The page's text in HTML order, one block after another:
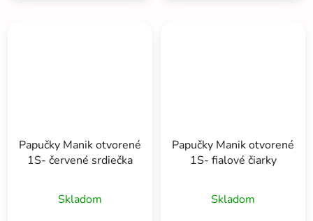
Papučky Manik otvorené
1S- červené srdiečka
Skladom
Papučky Manik otvorené
1S- fialové čiarky
Skladom